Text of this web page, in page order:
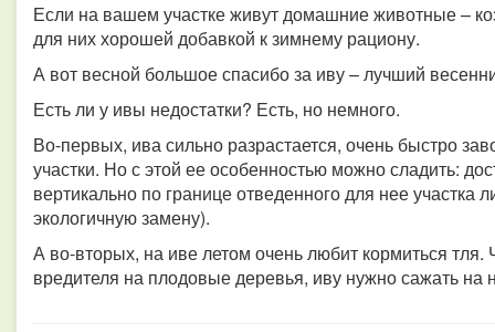
Если на вашем участке живут домашние животные –
для них хорошей добавкой к зимнему рациону.
А вот весной большое спасибо за иву – лучший
Есть ли у ивы недостатки? Есть, но немного.
Во-первых, ива сильно разрастается, очень быстро
участки. Но с этой ее особенностью можно сладить:
вертикально по границе отведенного для нее
экологичную замену).
А во-вторых, на иве летом очень любит кормиться тля.
вредителя на плодовые деревья, иву нужно сажать на